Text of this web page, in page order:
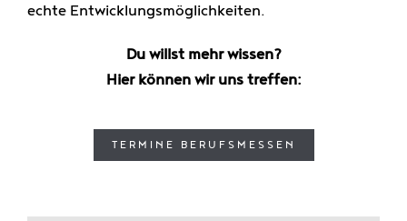
echte Entwicklungsmöglichkeiten.
Du willst mehr wissen?
Hier können wir uns treffen:
TERMINE BERUFSMESSEN